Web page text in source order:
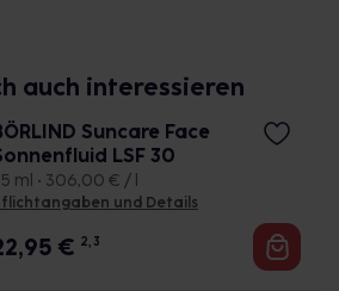
auch interessieren
Suncare Face
LSF 30
ml • 306,00 € / l
und Details
€ 2, 3